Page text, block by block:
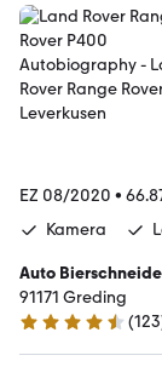
EZ 08/2020 •
Kamera
Auto
91171 Greding
4.3 Sterne
(123